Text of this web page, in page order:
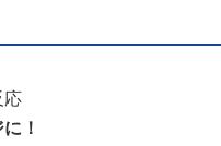
応
！